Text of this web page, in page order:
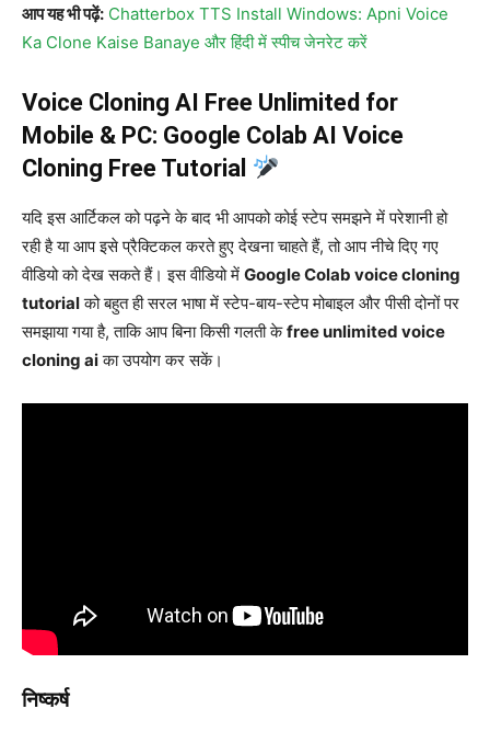
आप यह भी पढ़ें: Chatterbox TTS Install Windows: Apni Voice
Ka Clone Kaise Banaye और हिंदी में स्पीच जेनरेट करें
Voice Cloning AI Free Unlimited for
Mobile & PC: Google Colab AI Voice
Cloning Free Tutorial
यदि इस आर्टिकल को पढ़ने के बाद भी आपको कोई स्टेप समझने में परेशानी हो
रही है या आप इसे प्रैक्टिकल करते हुए देखना चाहते हैं, तो आप नीचे दिए गए
वीडियो को देख सकते हैं। इस वीडियो में Google Colab voice cloning
tutorialको बहुत ही सरल भाषा में स्टेप-बाय-स्टेप मोबाइल और पीसी दोनों पर
समझाया गया है, ताकि आप बिना किसी गलती केfree unlimited voice
cloning aiका उपयोग कर सकें।
निष्कर्ष